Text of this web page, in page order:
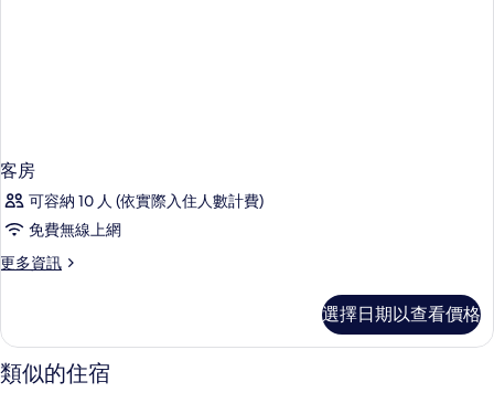
客房
可容納 10 人 (依實際入住人數計費)
免費無線上網
更多資訊
更
的
詳
情
選擇日期以查看價格
類似的住宿